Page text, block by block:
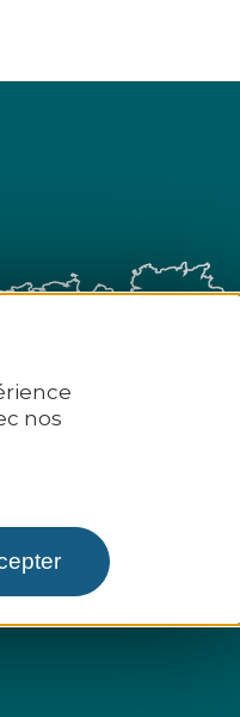
nos
Comment venir ?